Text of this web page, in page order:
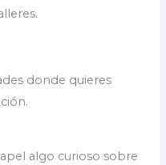
donde quieres
algo curioso sobre